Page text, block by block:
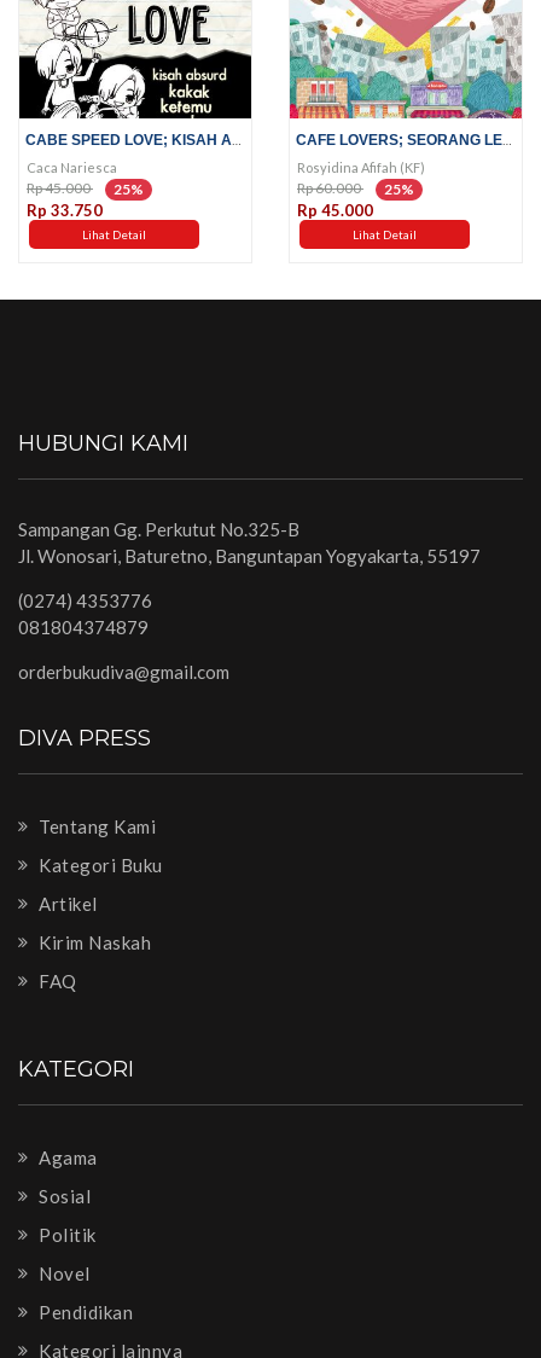
Caca Nariesca
Rp 45.000 25%
Rp 33.750
Lihat Detail
Rosyidina Afifah (KF)
Rp 60.000 25%
Rp 45.000
Lihat Detail
HUBUNGI KAMI
Sampangan Gg. Perkutut No.325-B
Jl. Wonosari, Baturetno, Banguntapan Yogyakarta, 55197
(0274) 4353776
081804374879
orderbukudiva@gmail.com
DIVA PRESS
Tentang Kami
Kategori Buku
Artikel
Kirim Naskah
FAQ
KATEGORI
Agama
Sosial
Politik
Novel
Pendidikan
Kategori lainnya